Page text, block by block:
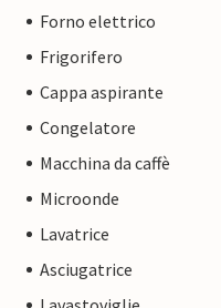
Forno elettrico
Frigorifero
Cappa aspirante
Congelatore
Macchina da caffè
Microonde
Lavatrice
Asciugatrice